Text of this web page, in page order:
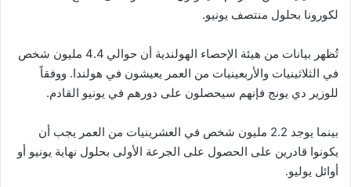
لكورونا بحلول منتصف يونيو.
تُظهر بيانات من هيئة الإحصاء الهولندية أن حوالي 4.4 مليون شخص
في الثلاثينيات والأربعينيات من العمر يعيشون في هولندا. ووفقاً
للوزير دي يونج فإنهم سيحصلون على دورهم في يونيو القادم.
بينما يوجد 2.2 مليون شخص في العشرينيات من العمر يجب أن
يكونوا قادرين على الحصول على الجرعة الأولى بحلول نهاية يونيو أو
أوائل يوليو.